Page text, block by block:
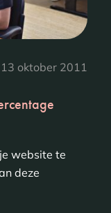
13 oktober 2011
website te
deze